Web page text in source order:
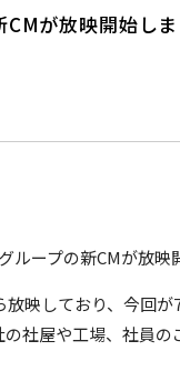
が放映開始し
ループの新CMが放映
映しており、今回が
社屋や工場、社員